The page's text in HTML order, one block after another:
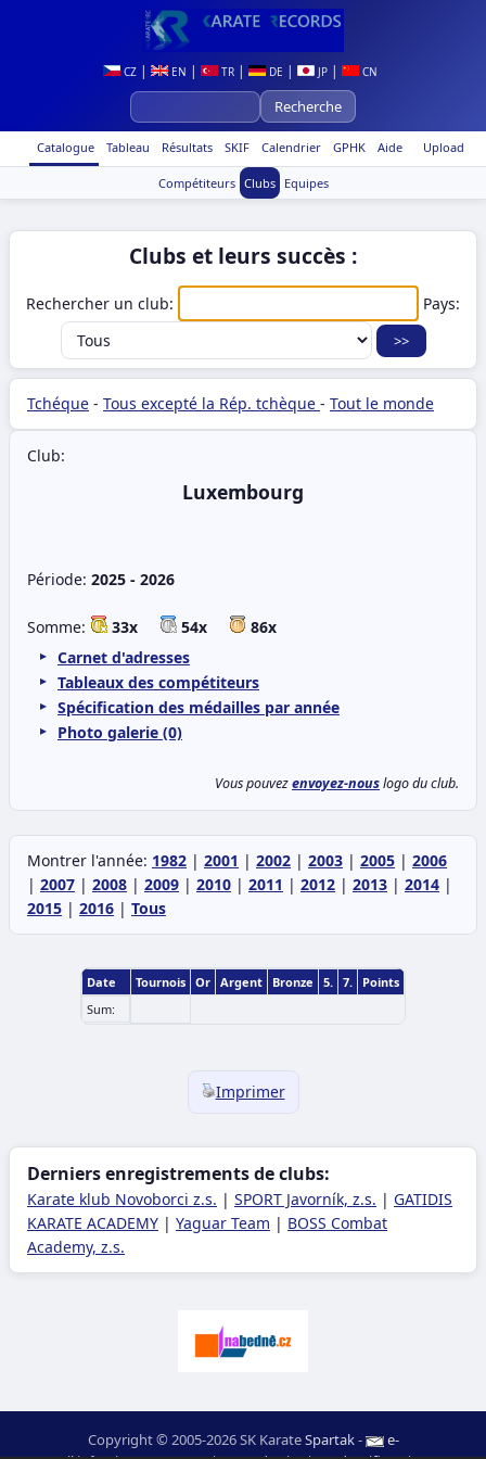
CZ| EN | TR| DE | JP| CN
Upload
Catalogue Tableau Résultats SKIF Calendrier GPHK Aide
Compétiteurs Clubs Equipes
Clubs et leurs succès :
Rechercher un club: Pays:
Tchéque - Tous excepté la Rép. tchèque - Tout le monde
Club:
Luxembourg
Période: 2025 - 2026
Somme: 33x 54x
86x
Carnet d'adresses
Tableaux des compétiteurs
Spécification des médailles par année
Photo galerie (0)
Vous pouvezenvoyez-nouslogo du club.
Montrer l'année: 1982 | 2001 | 2002 | 2003 | 2005 | 2006
| 2007 | 2008 | 2009 | 2010 | 2011 | 2012 | 2013 | 2014 |
2015 | 2016 | Tous
Date Tournois Or Argent Bronze 5. 7.
Points
Sum:
Imprimer
Derniers enregistrements de clubs:
Karate klub Novoborci z.s. | SPORT Javorník, z.s. | GATIDIS
KARATE ACADEMY | Yaguar Team | BOSS Combat
Academy, z.s.
Copyright © 2005-2026 SK KarateSpartak-
e-